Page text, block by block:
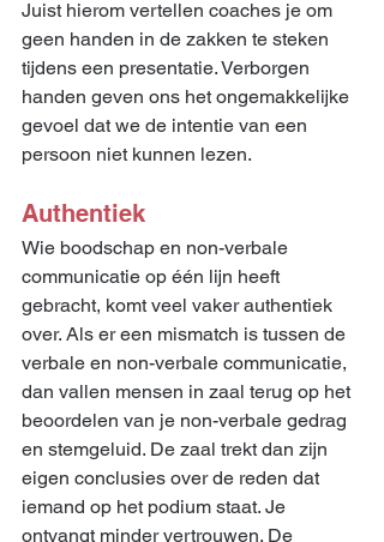
Juist hierom vertellen coaches je om
geen handen in de zakken te steken
tijdens een presentatie. Verborgen
handen geven ons het ongemakkelijke
gevoel dat we de intentie van een
persoon niet kunnen lezen.
Authentiek
Wie boodschap en non-verbale
communicatie op één lijn heeft
gebracht, komt veel vaker authentiek
over. Als er een mismatch is tussen de
verbale en non-verbale communicatie,
dan vallen mensen in zaal terug op het
beoordelen van je non-verbale gedrag
en stemgeluid. De zaal trekt dan zijn
eigen conclusies over de reden dat
iemand op het podium staat. Je
ontvangt minder vertrouwen. De